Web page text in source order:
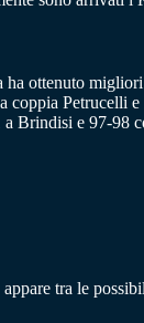
ottenuto
Petrucelli
Brindisi e 97-98
tra le